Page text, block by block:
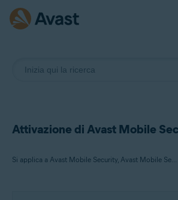
Attivazione di Avast Mobile
Si applica a Avast Mobile Security, Avast Mobile Security Premium, Avast Mobile Security Ultimate